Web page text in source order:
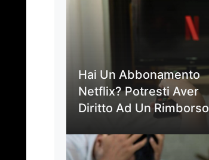
Hai Un Abbonamento
Netflix? Potresti Aver
Diritto Ad Un Rimborso